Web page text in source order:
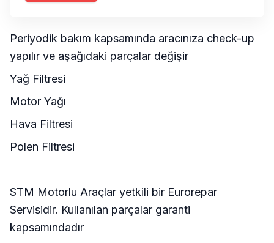
Periyodik bakım kapsamında aracınıza check-up
yapılır ve aşağıdaki parçalar değişir
Yağ Filtresi
Motor Yağı
Hava Filtresi
Polen Filtresi
STM Motorlu Araçlar yetkili bir Eurorepar
Servisidir. Kullanılan parçalar garanti
kapsamındadır